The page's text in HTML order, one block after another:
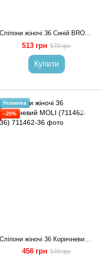
Сліпони жіночі 36 Синій BROMEN (709927-36)
513 грн 570 грн
Купити
Новинка
−20%
456 грн 570 грн